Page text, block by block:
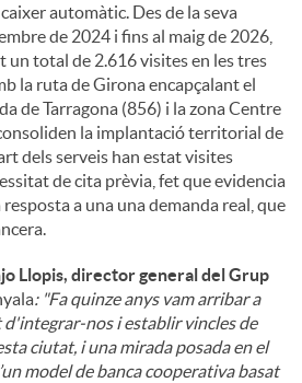
automàtic. Des de la seva
de 2024 i fins al maig de 2026,
un total de 2.616 visites en les tres
la ruta de Girona encapçalant el
de Tarragona (856) i la zona Centre
la implantació territorial de
dels serveis han estat visites
de cita prèvia, fet que evidencia
a una una demanda real, que
Llopis, director general del Grup
: "Fa quinze anys vam arribar a
nos i establir vincles de
ciutat, i una mirada posada en el
model de banca cooperativa basat